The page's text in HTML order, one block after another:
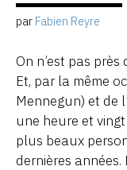
par Fabien Reyre
On n’est pas près
Et, par la même
Mennegun) et de
une heure et
plus beaux
dernières années.